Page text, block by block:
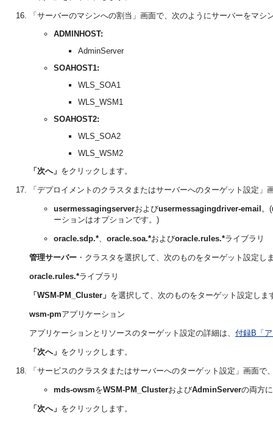
「サーバーのマシンへの割当」画面で、次のようにサーバーをマシ
ADMINHOST:
AdminServer
SOAHOST1:
WLS_SOA1
WLS_WSM1
SOAHOST2:
WLS_SOA2
WLS_WSM2
「次へ」 をクリックします。
「デプロイメントのクラスタまたはサーバーへのターゲット設定
usermessagingserverおよびusermessagingdriver-email 。
ーションはオプションです。)
oracle.sdp.* oracle.soa.*およびoracle.rules.*ライブラリ
管理サーバー ・クラスタを選択して、次のものをターゲット設定し
oracle.rules.*ライブラリ
「WSM-PM_Cluster」 を選択して、次のものをターゲット設定しま
wsm-pmアプリケーション
アプリケーションとリソースのターゲット設定の詳細は、 付録B「
「次へ」 をクリックします。
「サービスのクラスタまたはサーバーへのターゲット設定」画面で
mds-owsmをWSM-PM_ClusterおよびAdminServerの両方
「次へ」 をクリックします。